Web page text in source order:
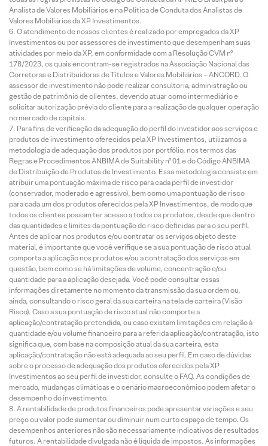
Analista de Valores Mobiliários e na Política de Conduta dos Analistas de
Valores Mobiliários da XP Investimentos.
O atendimento de nossos clientes é realizado por empregados da XP
Investimentos ou por assessores de investimento que desempenham suas
atividades por meio da XP, em conformidade com a Resolução CVM nº
178/2023, os quais encontram-se registrados na Associação Nacional das
Corretoras e Distribuidoras de Títulos e Valores Mobiliários – ANCORD. O
assessor de investimento não pode realizar consultoria, administração ou
gestão de patrimônio de clientes, devendo atuar como intermediário e
solicitar autorização prévia do cliente para a realização de qualquer operação
no mercado de capitais.
Para fins de verificação da adequação do perfil do investidor aos serviços e
produtos de investimento oferecidos pela XP Investimentos, utilizamos a
metodologia de adequação dos produtos por portfólio, nos termos das
Regras e Procedimentos ANBIMA de Suitability nº 01 e do Código ANBIMA
de Distribuição de Produtos de Investimento. Essa metodologia consiste em
atribuir uma pontuação máxima de risco para cada perfil de investidor
(conservador, moderado e agressivo), bem como uma pontuação de risco
para cada um dos produtos oferecidos pela XP Investimentos, de modo que
todos os clientes possam ter acesso a todos os produtos, desde que dentro
das quantidades e limites da pontuação de risco definidas para o seu perfil.
Antes de aplicar nos produtos e/ou contratar os serviços objeto deste
material, é importante que você verifique se a sua pontuação de risco atual
comporta a aplicação nos produtos e/ou a contratação dos serviços em
questão, bem como se há limitações de volume, concentração e/ou
quantidade para a aplicação desejada. Você pode consultar essas
informações diretamente no momento da transmissão da sua ordem ou,
ainda, consultando o risco geral da sua carteira na tela de carteira (Visão
Risco). Caso a sua pontuação de risco atual não comporte a
aplicação/contratação pretendida, ou caso existam limitações em relação à
quantidade e/ou volume financeiro para a referida aplicação/contratação, isto
significa que, com base na composição atual da sua carteira, esta
aplicação/contratação não está adequada ao seu perfil. Em caso de dúvidas
sobre o processo de adequação dos produtos oferecidos pela XP
Investimentos ao seu perfil de investidor, consulte o FAQ. As condições de
mercado, mudanças climáticas e o cenário macroeconômico podem afetar o
desempenho do investimento.
A rentabilidade de produtos financeiros pode apresentar variações e seu
preço ou valor pode aumentar ou diminuir num curto espaço de tempo. Os
desempenhos anteriores não são necessariamente indicativos de resultados
futuros. A rentabilidade divulgada não é líquida de impostos. As informações